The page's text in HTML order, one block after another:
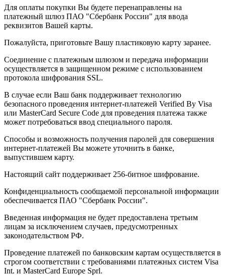
Для оплаты покупки Вы будете перенаправлены на
платежный шлюз ПАО "Сбербанк России" для ввода
реквизитов Вашей карты.
Пожалуйста, приготовьте Вашу пластиковую карту заранее.
Соединение с платежным шлюзом и передача информации
осуществляется в защищенном режиме с использованием
протокола шифрования SSL.
В случае если Ваш банк поддерживает технологию
безопасного проведения интернет-платежей Verified By Visa
или MasterCard Secure Code для проведения платежа также
может потребоваться ввод специального пароля.
Способы и возможность получения паролей для совершения
интернет-платежей Вы можете уточнить в банке,
выпустившем карту.
Настоящий сайт поддерживает 256-битное шифрование.
Конфиденциальность сообщаемой персональной информации
обеспечивается ПАО "Сбербанк России".
Введенная информация не будет предоставлена третьим
лицам за исключением случаев, предусмотренных
законодательством РФ.
Проведение платежей по банковским картам осуществляется в
строгом соответствии с требованиями платежных систем Visa
Int. и MasterCard Europe Sprl.